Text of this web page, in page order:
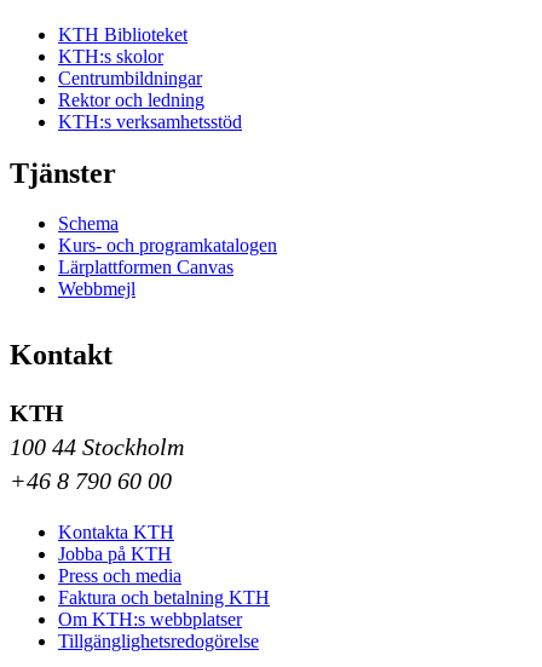
KTH Biblioteket
KTH:s skolor
Centrumbildningar
Rektor och ledning
KTH:s verksamhetsstöd
Tjänster
Schema
Kurs- och programkatalogen
Lärplattformen Canvas
Webbmejl
Kontakt
KTH
100 44 Stockholm
+46 8 790 60 00
Kontakta KTH
Jobba på KTH
Press och media
Faktura och betalning KTH
Om KTH:s webbplatser
Tillgänglighetsredogörelse